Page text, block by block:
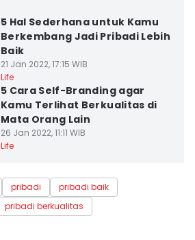
5 Hal Sederhana untuk Kamu
Berkembang Jadi Pribadi Lebih
Baik
21 Jan 2022, 17:15 WIB
Life
5 Cara Self-Branding agar
Kamu Terlihat Berkualitas di
Mata Orang Lain
26 Jan 2022, 11:11 WIB
Life
pribadi
pribadi baik
pribadi berkualitas